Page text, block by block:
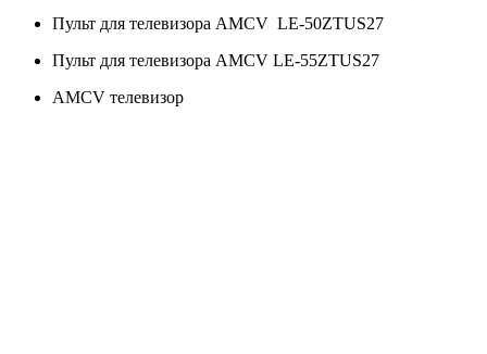
Пульт для телевизора AMCV LE-50ZTUS27
Пульт для телевизора AMCV LE-55ZTUS27
AMCV телевизор